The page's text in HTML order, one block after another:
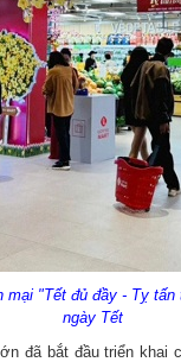
"Tết đủ đầy - Tỵ
ngày Tết
đã bắt đầu triển